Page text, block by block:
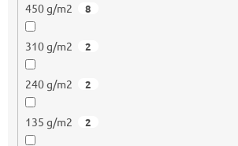
450 g/m2 8
310 g/m2 2
240 g/m2 2
135 g/m2 2